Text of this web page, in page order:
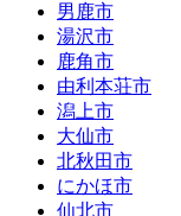
男鹿市
湯沢市
鹿角市
由利本荘市
潟上市
大仙市
北秋田市
にかほ市
仙北市